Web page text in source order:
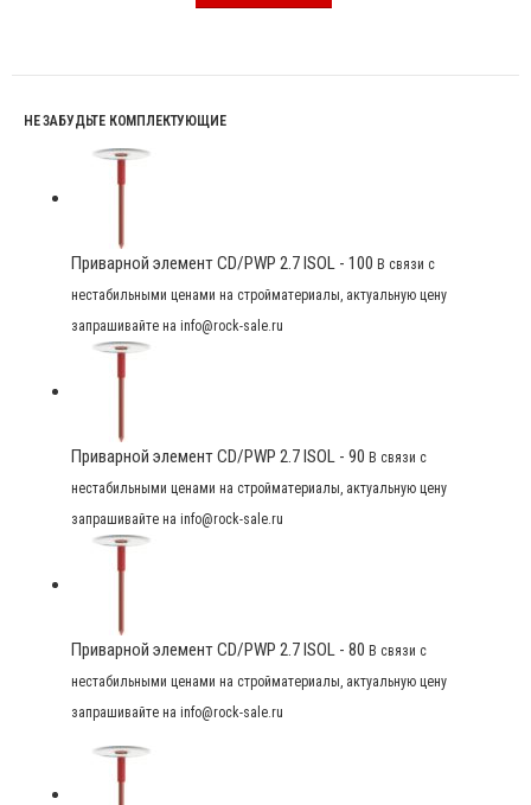
НЕ ЗАБУДЬТЕ КОМПЛЕКТУЮЩИЕ
Приварной элемент CD/PWP 2.7 ISOL - 100 В связи с
нестабильными ценами на стройматериалы, актуальную цену
запрашивайте на info@rock-sale.ru
Приварной элемент CD/PWP 2.7 ISOL - 90 В связи с
нестабильными ценами на стройматериалы, актуальную цену
запрашивайте на info@rock-sale.ru
Приварной элемент CD/PWP 2.7 ISOL - 80 В связи с
нестабильными ценами на стройматериалы, актуальную цену
запрашивайте на info@rock-sale.ru